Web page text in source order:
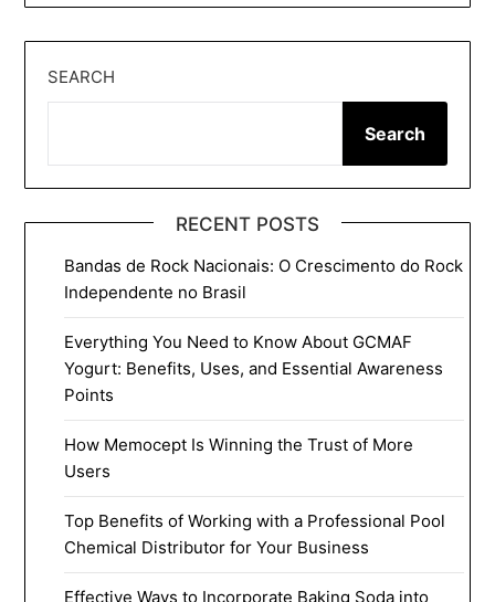
SEARCH
Search
RECENT POSTS
Bandas de Rock Nacionais: O Crescimento do Rock
Independente no Brasil
Everything You Need to Know About GCMAF
Yogurt: Benefits, Uses, and Essential Awareness
Points
How Memocept Is Winning the Trust of More
Users
Top Benefits of Working with a Professional Pool
Chemical Distributor for Your Business
Effective Ways to Incorporate Baking Soda into